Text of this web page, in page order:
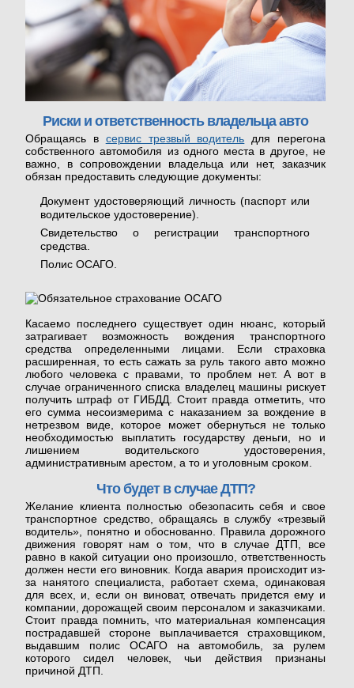
ПАРТНЁРЫ
КОНТАКТЫ
Риски и ответственность владельца авто
Обращаясь в сервис трезвый водитель для перегона
собственного автомобиля из одного места в другое, не
важно, в сопровождении владельца или нет, заказчик
обязан предоставить следующие документы:
Документ удостоверяющий личность (паспорт или
водительское удостоверение).
Свидетельство о регистрации транспортного
средства.
Полис ОСАГО.
Касаемо последнего существует один нюанс, который
затрагивает возможность вождения транспортного
средства определенными лицами. Если страховка
расширенная, то есть сажать за руль такого авто можно
любого человека с правами, то проблем нет. А вот в
случае ограниченного списка владелец машины рискует
получить штраф от ГИБДД. Стоит правда отметить, что
его сумма несоизмерима с наказанием за вождение в
нетрезвом виде, которое может обернуться не только
необходимостью выплатить государству деньги, но и
лишением водительского удостоверения,
административным арестом, а то и уголовным сроком.
Что будет в случае ДТП?
Желание клиента полностью обезопасить себя и свое
транспортное средство, обращаясь в службу «трезвый
водитель», понятно и обоснованно. Правила дорожного
движения говорят нам о том, что в случае ДТП, все
равно в какой ситуации оно произошло, ответственность
должен нести его виновник. Когда авария происходит из-
за нанятого специалиста, работает схема, одинаковая
для всех, и, если он виноват, отвечать придется ему и
компании, дорожащей своим персоналом и заказчиками.
Стоит правда помнить, что материальная компенсация
пострадавшей стороне выплачивается страховщиком,
выдавшим полис ОСАГО на автомобиль, за рулем
которого сидел человек, чьи действия признаны
причиной ДТП.